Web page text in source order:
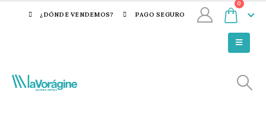
¿DÓNDE VENDEMOS? PAGO SEGURO
0